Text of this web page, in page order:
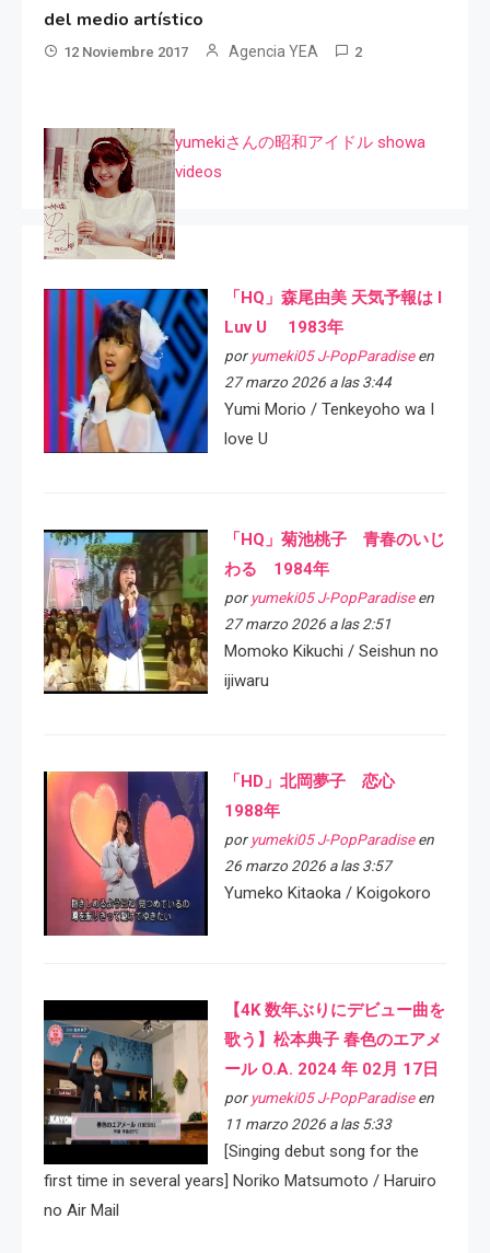
del medio artístico
12 Noviembre 2017 Agencia YEA 2
yumekiさんの昭和アイドル showa
videos
「HQ」森尾由美 天気予報は I
Luv U 1983年
por yumeki05 J-PopParadiseen
27 marzo 2026 a las 3:44
Yumi Morio / Tenkeyoho wa I
love U
「HQ」菊池桃子 青春のいじ
わる 1984年
por yumeki05 J-PopParadiseen
27 marzo 2026 a las 2:51
Momoko Kikuchi / Seishun no
ijiwaru
「HD」北岡夢子 恋心
1988年
por yumeki05 J-PopParadiseen
26 marzo 2026 a las 3:57
Yumeko Kitaoka / Koigokoro
【4K 数年ぶりにデビュー曲を
歌う】松本典子 春色のエアメ
ール O.A. 2024 年 02月 17日
por yumeki05 J-PopParadiseen
11 marzo 2026 a las 5:33
[Singing debut song for the
first time in several years] Noriko Matsumoto / Haruiro
no Air Mail